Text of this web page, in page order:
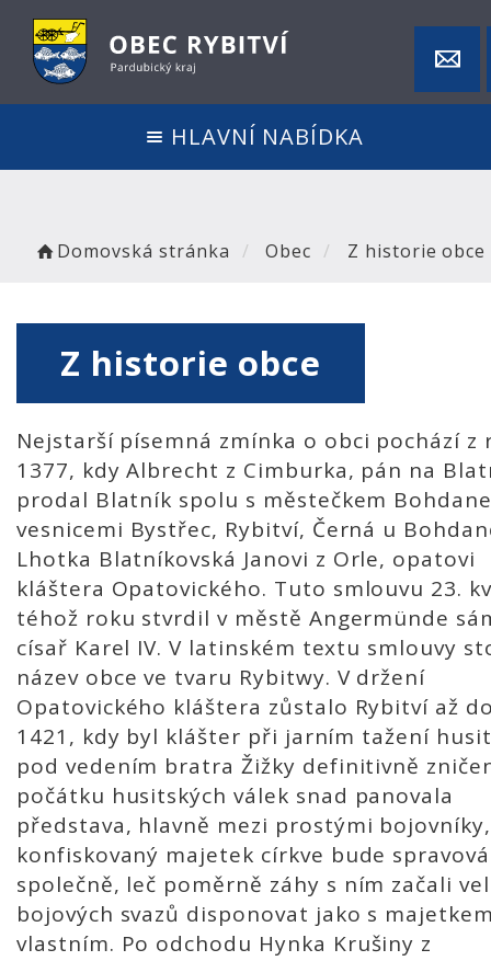
HLAVNÍ NABÍDKA
Domovská stránka Obec Z historie obce
Z historie obce
Nejstarší písemná zmínka o obci pochází z
1377, kdy Albrecht z Cimburka, pán na
prodal Blatník spolu s městečkem
vesnicemi Bystřec, Rybitví, Černá u
Lhotka Blatníkovská Janovi z Orle, opatovi
kláštera Opatovického. Tuto smlouvu 23.
téhož roku stvrdil v městě Angermünde
císař Karel IV. V latinském textu smlouvy
název obce ve tvaru Rybitwy. V držení
Opatovického kláštera zůstalo Rybitví až
1421, kdy byl klášter při jarním tažení
pod vedením bratra Žižky definitivně
počátku husitských válek snad panovala
představa, hlavně mezi prostými
konfiskovaný majetek církve bude
společně, leč poměrně záhy s ním začali
bojových svazů disponovat jako s
vlastním. Po odchodu Hynka Krušiny z